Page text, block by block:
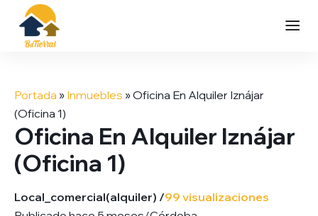
contenido
Portada » Inmuebles »Oficina En Alquiler Iznájar
(Oficina 1)
Oficina En Alquiler Iznájar
(Oficina 1)
Local_comercial(alquiler) /99 visualizaciones